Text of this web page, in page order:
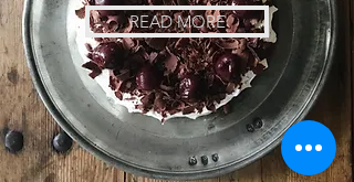
READ MORE